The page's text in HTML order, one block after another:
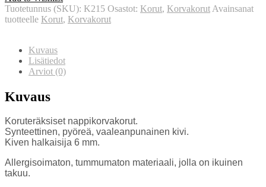
Tuotetunnus (SKU): K215 Osastot: Korut, KorvakorutAvainsanat
tuotteelle Korut, Korvakorut
Kuvaus
Lisätiedot
Arviot (0)
Kuvaus
Koruteräksiset nappikorvakorut.
Synteettinen, pyöreä, vaaleanpunainen kivi.
Kiven halkaisija 6 mm.
Allergisoimaton, tummumaton materiaali, jolla on ikuinen
takuu.